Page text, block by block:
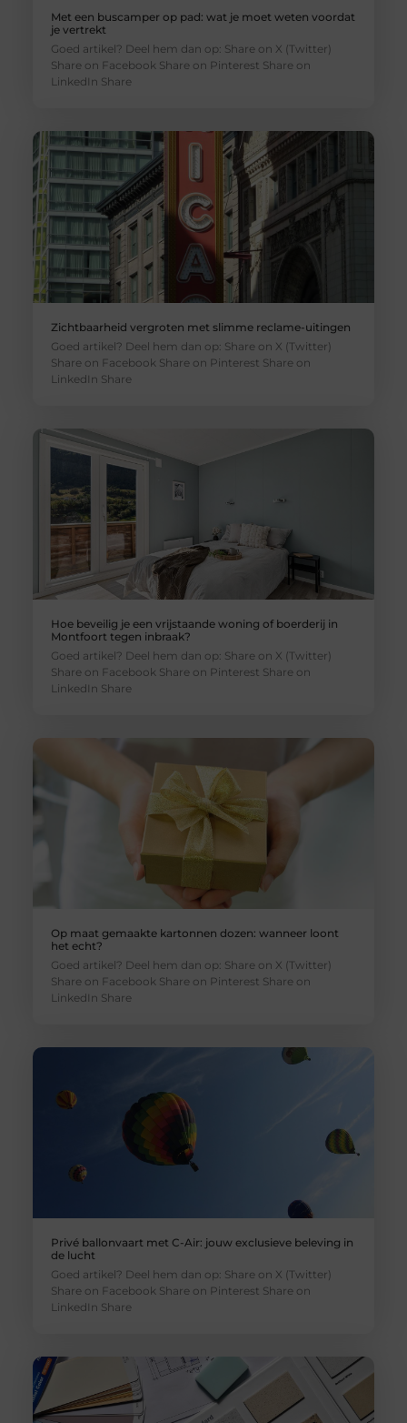
Met een buscamper op pad: wat je moet weten voordat
je vertrekt
Goed artikel? Deel hem dan op: Share on X (Twitter)
Share on Facebook Share on Pinterest Share on
LinkedIn Share
Zichtbaarheid vergroten met slimme reclame-uitingen
Goed artikel? Deel hem dan op: Share on X (Twitter)
Share on Facebook Share on Pinterest Share on
LinkedIn Share
Hoe beveilig je een vrijstaande woning of boerderij in
Montfoort tegen inbraak?
Goed artikel? Deel hem dan op: Share on X (Twitter)
Share on Facebook Share on Pinterest Share on
LinkedIn Share
Op maat gemaakte kartonnen dozen: wanneer loont
het echt?
Goed artikel? Deel hem dan op: Share on X (Twitter)
Share on Facebook Share on Pinterest Share on
LinkedIn Share
Privé ballonvaart met C-Air: jouw exclusieve beleving in
de lucht
Goed artikel? Deel hem dan op: Share on X (Twitter)
Share on Facebook Share on Pinterest Share on
LinkedIn Share